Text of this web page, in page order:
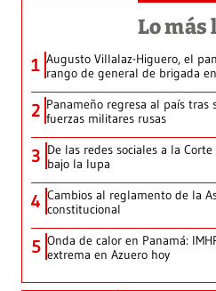
Lo más
1 Augusto Villalaz-Higuero, el
rango de general de brigada
2 Panameño regresa al país tras
fuerzas militares rusas
3 De las redes sociales a la
bajo la lupa
4 Cambios al reglamento de la
constitucional
5 Onda de calor en Panamá:
extrema en Azuero hoy